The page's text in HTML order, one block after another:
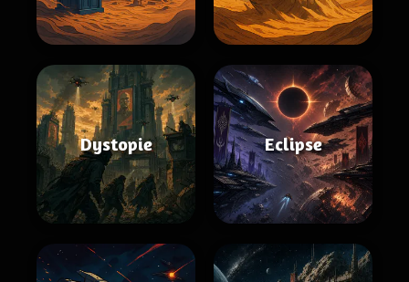
Dystopie Eclipse